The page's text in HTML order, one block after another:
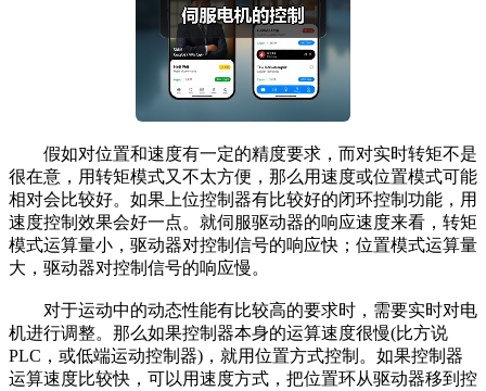
假如对位置和速度有一定的精度要求，而对实时转矩不是
很在意，用转矩模式又不太方便，那么用速度或位置模式可能
相对会比较好。如果上位控制器有比较好的闭环控制功能，用
速度控制效果会好一点。就伺服驱动器的响应速度来看，转矩
模式运算量小，驱动器对控制信号的响应快；位置模式运算量
大，驱动器对控制信号的响应慢。
对于运动中的动态性能有比较高的要求时，需要实时对电
机进行调整。那么如果控制器本身的运算速度很慢(比方说
PLC，或低端运动控制器)，就用位置方式控制。如果控制器
运算速度比较快，可以用速度方式，把位置环从驱动器移到控